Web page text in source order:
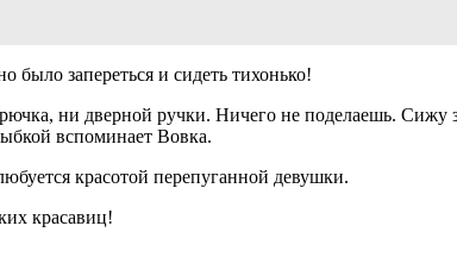
запереться и сидеть тихонько!
ни дверной ручки. Ничего не поделаешь. Сижу
вспоминает Вовка.
красотой перепуганной девушки.
красавиц!